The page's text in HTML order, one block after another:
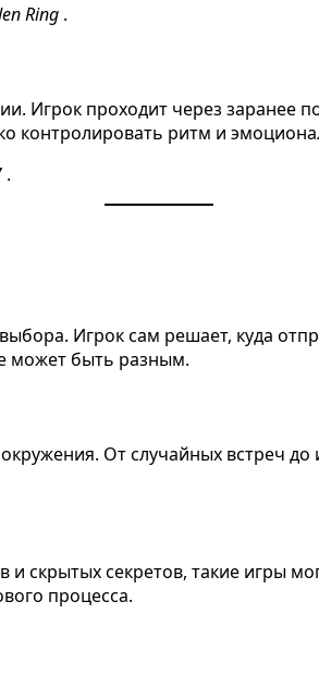
Ring .
Игрок проходит через заранее
контролировать ритм и
.
Игрок сам решает, куда
может быть разным.
От случайных встреч
скрытых секретов, такие игры
процесса.